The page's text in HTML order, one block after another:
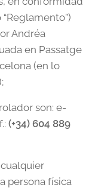
Andréa
en Passatge
(en lo
son: e-
(+34) 604 889
persona física